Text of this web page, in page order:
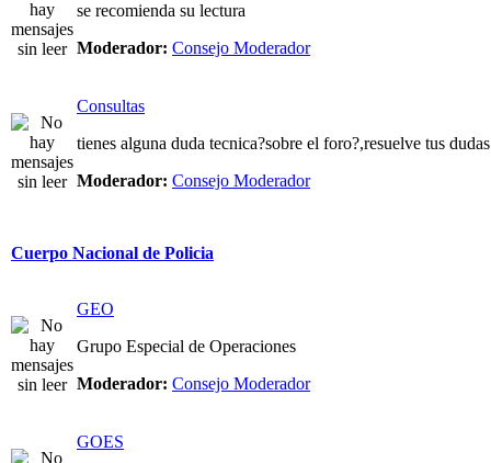
se recomienda su lectura
Moderador: Consejo Moderador
Consultas
tienes alguna duda tecnica?sobre el foro?,resuelve tus
Moderador: Consejo Moderador
Cuerpo Nacional de Policia
GEO
Grupo Especial de Operaciones
Moderador: Consejo Moderador
GOES